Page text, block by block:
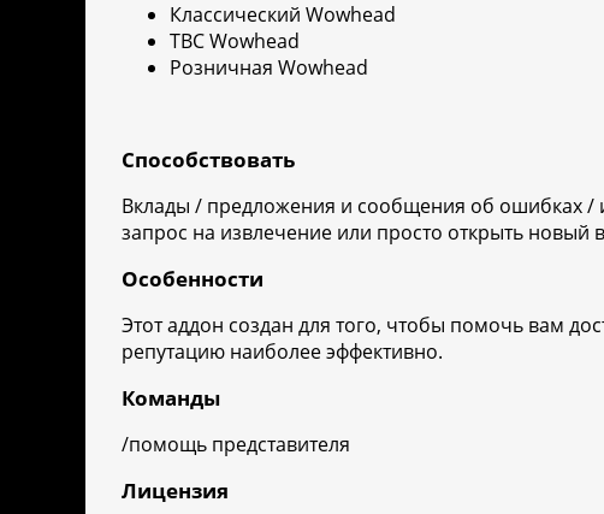
Классический Wowhead
TBC Wowhead
Розничная Wowhead
Способствовать
Вклады / предложения и сообщения об ошибках /
запрос на извлечение или просто открыть новый
Особенности
Этот аддон создан для того, чтобы помочь вам
репутацию наиболее эффективно.
Команды
/помощь представителя
Лицензия